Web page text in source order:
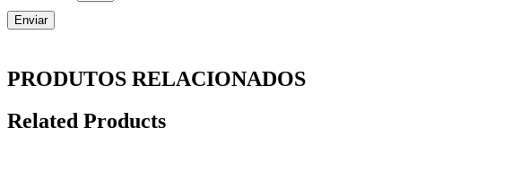
PRODUTOS RELACIONADOS
Related Products